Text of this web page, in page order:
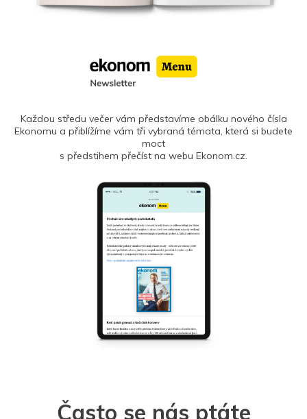
Každou středu večer vám představíme obálku nového čísla
Ekonomu a přiblížíme vám tři vybraná témata, která si budete
moct
s předstihem přečíst na webu Ekonom.cz.
Často se nás ptáte